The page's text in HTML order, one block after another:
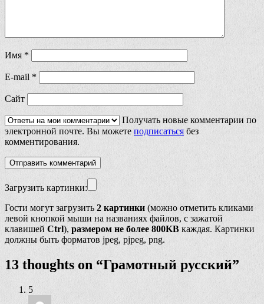
Имя *
E-mail *
Сайт
Получать новые комментарии по
электронной почте. Вы можете подписаться без
комментирования.
Загрузить картинки:
Гости могут загрузить 2 картинки (можно отметить кликами
левой кнопкой мыши на названиях файлов, с зажатой
клавишей Ctrl), размером не более 800KB каждая. Картинки
должны быть форматов jpeg, pjpeg, png.
13 thoughts on “Грамотный русский”
5